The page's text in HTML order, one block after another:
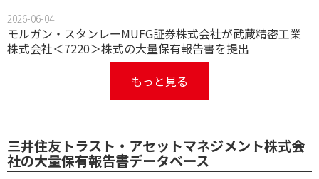
2026-06-04
モルガン・スタンレーMUFG証券株式会社が武蔵精密工業
株式会社＜7220＞株式の大量保有報告書を提出
もっと見る
三井住友トラスト・アセットマネジメント株式会
社の大量保有報告書データベース